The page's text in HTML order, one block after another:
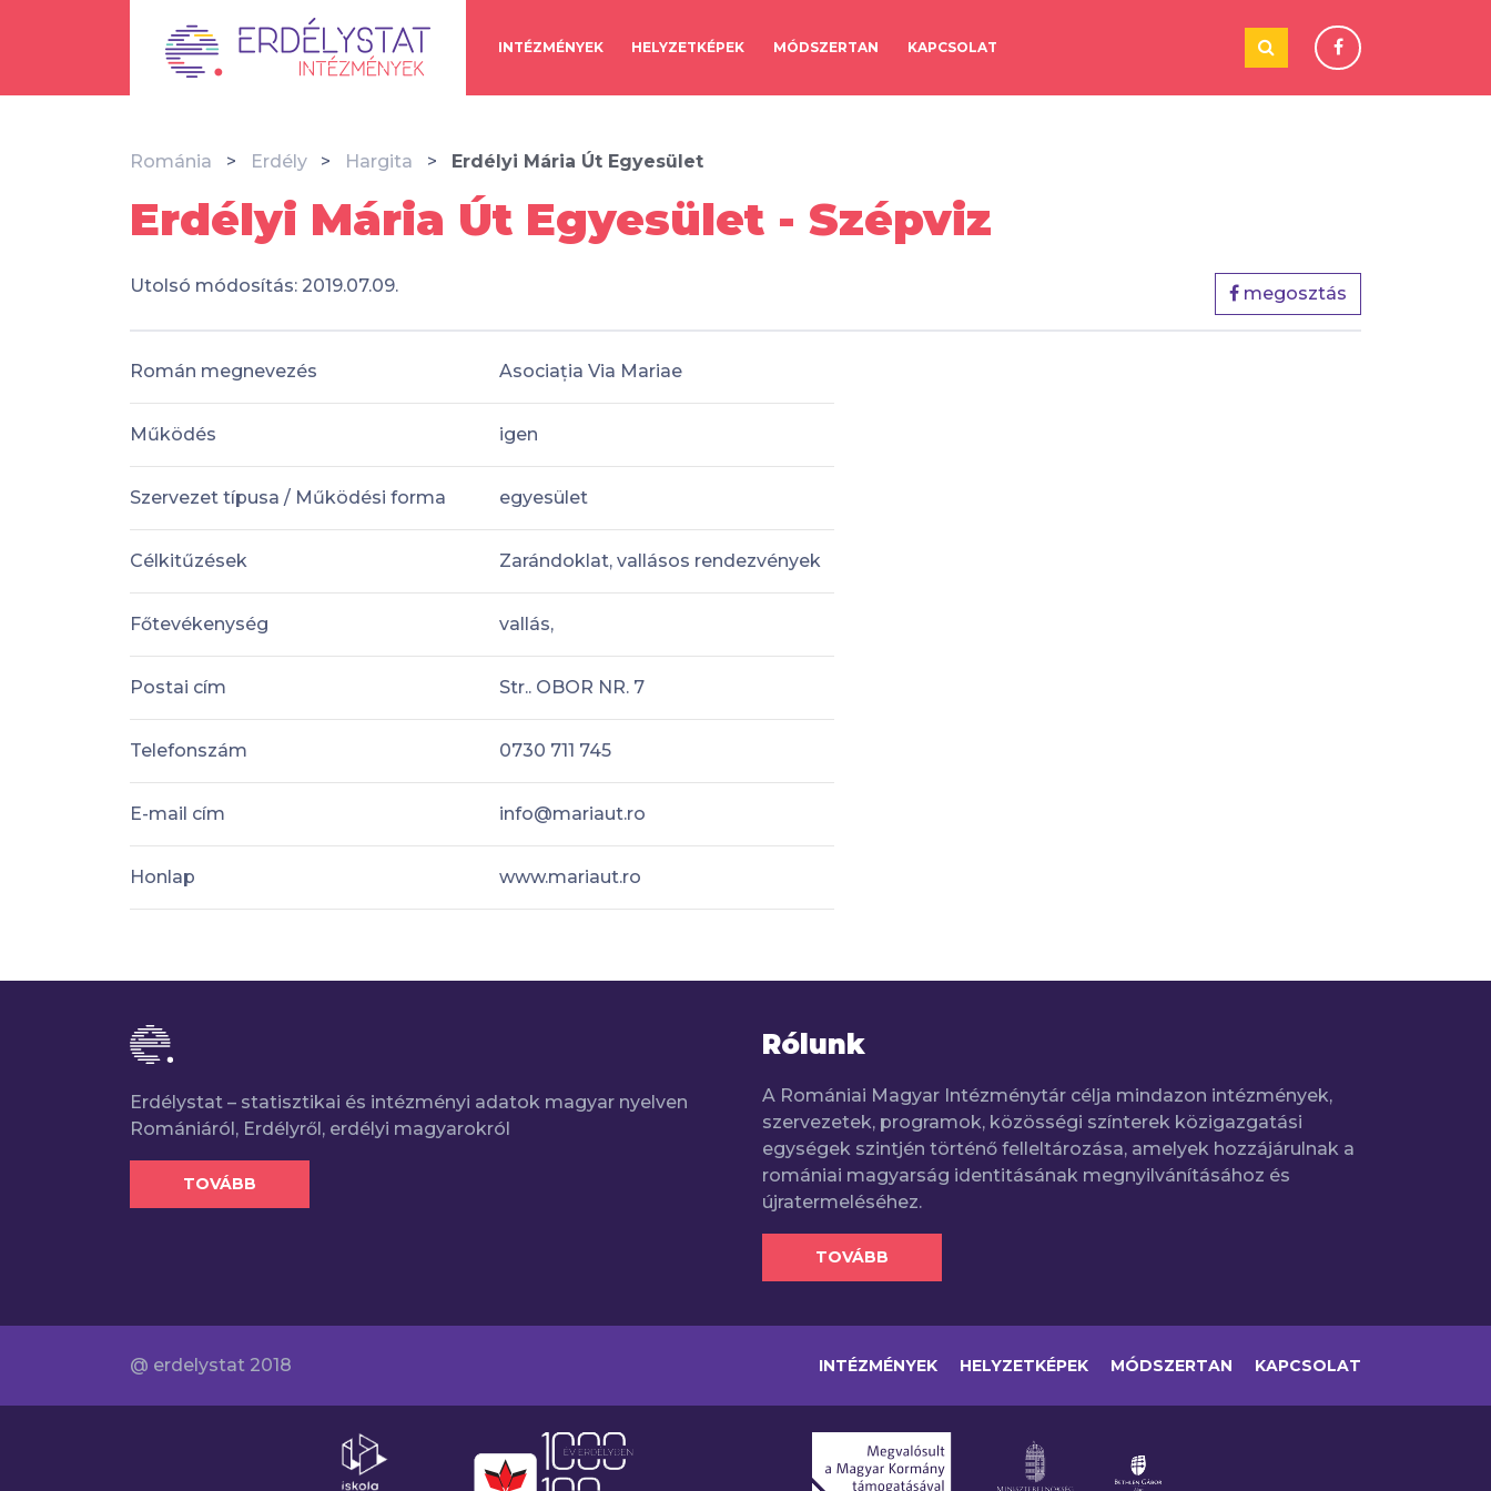
INTÉZMÉNYEK HELYZETKÉPEK MÓDSZERTAN KAPCSOLAT
Románia Erdély Hargita Erdélyi Mária Út Egyesület
Erdélyi Mária Út Egyesület - Szépviz
Utolsó módosítás: 2019.07.09. megosztás
Román megnevezés Asociația Via Mariae
Működés igen
Szervezet típusa / Működési forma egyesület
Célkitűzések Zarándoklat, vallásos rendezvények
Főtevékenység vallás,
Postai cím Str.. OBOR NR. 7
Telefonszám 0730 711 745
E-mail cím info@mariaut.ro
Honlap www.mariaut.ro
Erdélystat – statisztikai és intézményi adatok magyar nyelven
Romániáról, Erdélyről, erdélyi magyarokról
TOVÁBB
Rólunk
A Romániai Magyar Intézménytár célja mindazon intézmények,
szervezetek, programok, közösségi színterek közigazgatási
egységek szintjén történő felleltározása, amelyek hozzájárulnak a
romániai magyarság identitásának megnyilvánításához és
újratermeléséhez.
TOVÁBB
@ erdelystat 2018 INTÉZMÉNYEK HELYZETKÉPEK MÓDSZERTAN KAPCSOLAT